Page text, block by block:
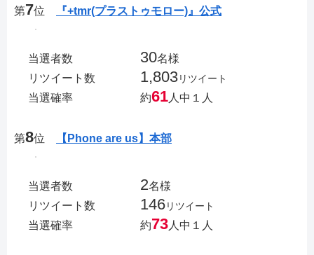
第7位 『+tmr(プラストゥモロー)』公式
当選者数 30名様
リツイート数
1,803リツイート
当選確率 約61 人中１人
第8位 【Phone are us】本部
当選者数 2名様
リツイート数
146リツイート
当選確率 約73 人中１人